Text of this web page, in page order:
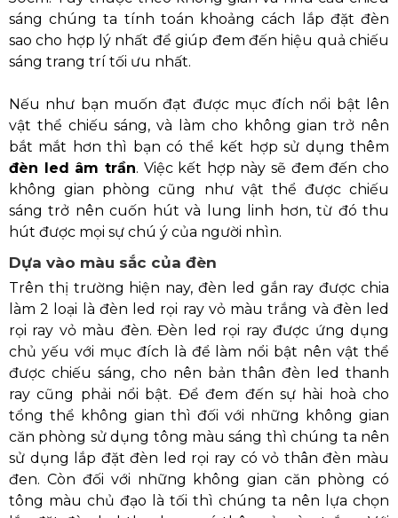
sáng chúng ta tính toán khoảng cách lắp đặt đèn
sao cho hợp lý nhất để giúp đem đến hiệu quả chiếu
sáng trang trí tối ưu nhất.
Nếu như bạn muốn đạt được mục đích nổi bật lên
vật thể chiếu sáng, và làm cho không gian trở nên
bắt mắt hơn thì bạn có thể kết hợp sử dụng thêm
đèn led âm trần. Việc kết hợp này sẽ đem đến cho
không gian phòng cũng như vật thể được chiếu
sáng trở nên cuốn hút và lung linh hơn, từ đó thu
hút được mọi sự chú ý của người nhìn.
Dựa vào màu sắc của đèn
Trên thị trường hiện nay, đèn led gắn ray được chia
làm 2 loại là đèn led rọi ray vỏ màu trắng và đèn led
rọi ray vỏ màu đèn. Đèn led rọi ray được ứng dụng
chủ yếu với mục đích là để làm nổi bật nên vật thể
được chiếu sáng, cho nên bản thân đèn led thanh
ray cũng phải nổi bật. Để đem đến sự hài hoà cho
tổng thể không gian thì đối với những không gian
căn phòng sử dụng tông màu sáng thì chúng ta nên
sử dụng lắp đặt đèn led rọi ray có vỏ thân đèn màu
đen. Còn đối với những không gian căn phòng có
tông màu chủ đạo là tối thì chúng ta nên lựa chọn